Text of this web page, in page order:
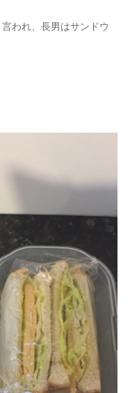
われ、長男はサンドウ